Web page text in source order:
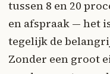
tussen 8 en 20
en afspraak — het
tegelijk de
Zonder een groot